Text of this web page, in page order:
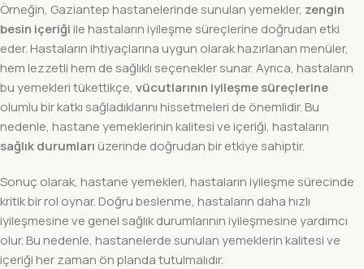
Örneğin, Gaziantep hastanelerinde sunulan yemekler, zengin
besin içeriği ile hastaların iyileşme süreçlerine doğrudan etki
eder. Hastaların ihtiyaçlarına uygun olarak hazırlanan menüler,
hem lezzetli hem de sağlıklı seçenekler sunar. Ayrıca, hastaların
bu yemekleri tükettikçe, vücutlarının iyileşme süreçlerine
olumlu bir katkı sağladıklarını hissetmeleri de önemlidir. Bu
nedenle, hastane yemeklerinin kalitesi ve içeriği, hastaların
sağlık durumları üzerinde doğrudan bir etkiye sahiptir.
Sonuç olarak, hastane yemekleri, hastaların iyileşme sürecinde
kritik bir rol oynar. Doğru beslenme, hastaların daha hızlı
iyileşmesine ve genel sağlık durumlarının iyileşmesine yardımcı
olur. Bu nedenle, hastanelerde sunulan yemeklerin kalitesi ve
içeriği her zaman ön planda tutulmalıdır.